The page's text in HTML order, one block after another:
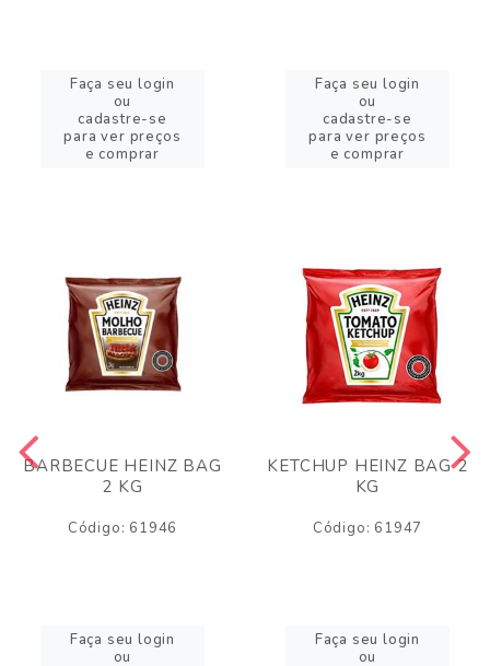
Faça seu login
ou
cadastre-se
para ver preços
e comprar
Faça seu login
ou
cadastre-se
para ver preços
e comprar
BARBECUE HEINZ BAG
2 KG
Código: 61946
Faça seu login
ou
KETCHUP HEINZ BAG 2
KG
Código: 61947
Faça seu login
ou